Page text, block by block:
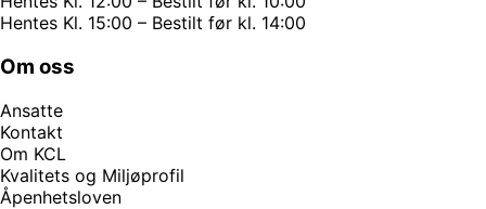
Hentes Kl. 15:00 – Bestilt før kl. 14:00
Om oss
Ansatte
Kontakt
Om KCL
Kvalitets og Miljøprofil
Åpenhetsloven